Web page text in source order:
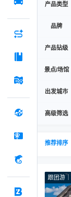
产品类型
品牌
产品钻级
景点/场馆
出发城市
高级筛选
推荐排序
跟团游